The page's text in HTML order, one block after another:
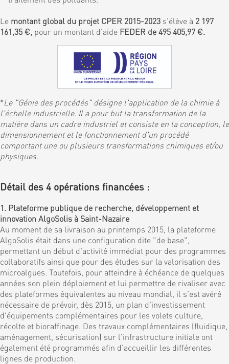
Le montant global du projet CPER 2015-2023 s'élève à 2 197
161,35 €, pour un montant d'aide FEDER de 495 405,97 €.
*Le "Génie des procédés" désigne l'application de la chimie à
l'échelle industrielle. Il a pour but la transformation de la
matière dans un cadre industriel et consiste en la conception, le
dimensionnement et le fonctionnement d'un procédé
comportant une ou plusieurs transformations chimiques et/ou
physiques.
Détail des 4 opérations financées :
1. Plateforme publique de recherche, développement et
innovation AlgoSolis à Saint-Nazaire
Au moment de sa livraison au printemps 2015, la plateforme
AlgoSolis était dans une configuration dite "de base",
permettant un début d'activité immédiat pour des programmes
collaboratifs ainsi que pour des études sur la valorisation des
microalgues. Toutefois, pour atteindre à échéance de quelques
années son plein déploiement et lui permettre de rivaliser avec
des plateformes équivalentes au niveau mondial, il s'est avéré
nécessaire de prévoir, dès 2015, un plan d'investissement
d'équipements complémentaires pour les volets culture,
récolte et bioraffinage. Des travaux complémentaires (fluidique,
aménagement, sécurisation) sur l'infrastructure initiale ont
également été programmés afin d'accueillir les différentes
lignes de production.